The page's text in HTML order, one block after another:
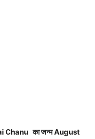
Chanu का जन्म August